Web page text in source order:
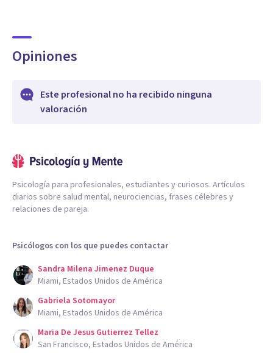
Opiniones
Este profesional no ha recibido ninguna
valoración
Psicología para profesionales, estudiantes y curiosos. Artículos
diarios sobre salud mental, neurociencias, frases célebres y
relaciones de pareja.
Psicólogos con los que puedes contactar
Sandra Milena Jimenez Duque
Miami, Estados Unidos de América
Gabriela Sotomayor
Miami, Estados Unidos de América
Maria De Jesus Gutierrez Tellez
San Francisco, Estados Unidos de América